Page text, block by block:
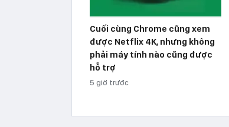
Cuối cùng Chrome cũng xem
được Netflix 4K, nhưng không
phải máy tính nào cũng được
hỗ trợ
5 giờ trước